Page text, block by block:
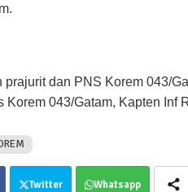
prajurit dan PNS Korem 043/
043/Gatam, Kapten Inf
Twitter Whatsapp